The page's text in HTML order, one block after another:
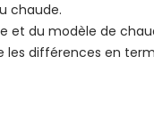
chaude.
et du modèle de
les différences en